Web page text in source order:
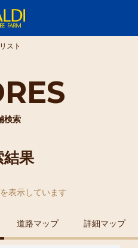
検索
スト
結果
を表示しています
道路マップ 詳細マップ